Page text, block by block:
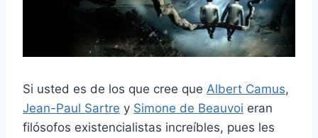
Si usted es de los que cree que Albert Camus,
Jean-Paul Sartre y Simone de Beauvoi eran
filósofos existencialistas increíbles, pues les